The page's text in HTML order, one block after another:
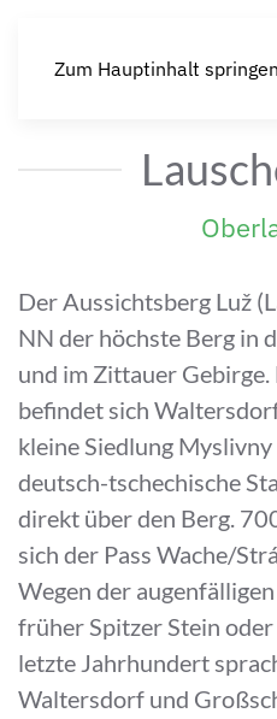
Zum Hauptinhalt springen
Der Aussichtsberg Luž
NN der höchste Berg in
und im Zittauer
befindet sich
kleine Siedlung
deutsch-tschechische
direkt über den Berg.
sich der Pass Wache/
Wegen der
früher Spitzer Stein
letzte Jahrhundert
Waltersdorf und